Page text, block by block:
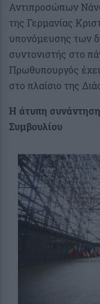
Αντιπροσώπων
της Γερμανίας
υπονόμευσης των
συντονιστής στο
Πρωθυπουργός
στο πλαίσιο της
Η άτυπη
Συμβουλίου